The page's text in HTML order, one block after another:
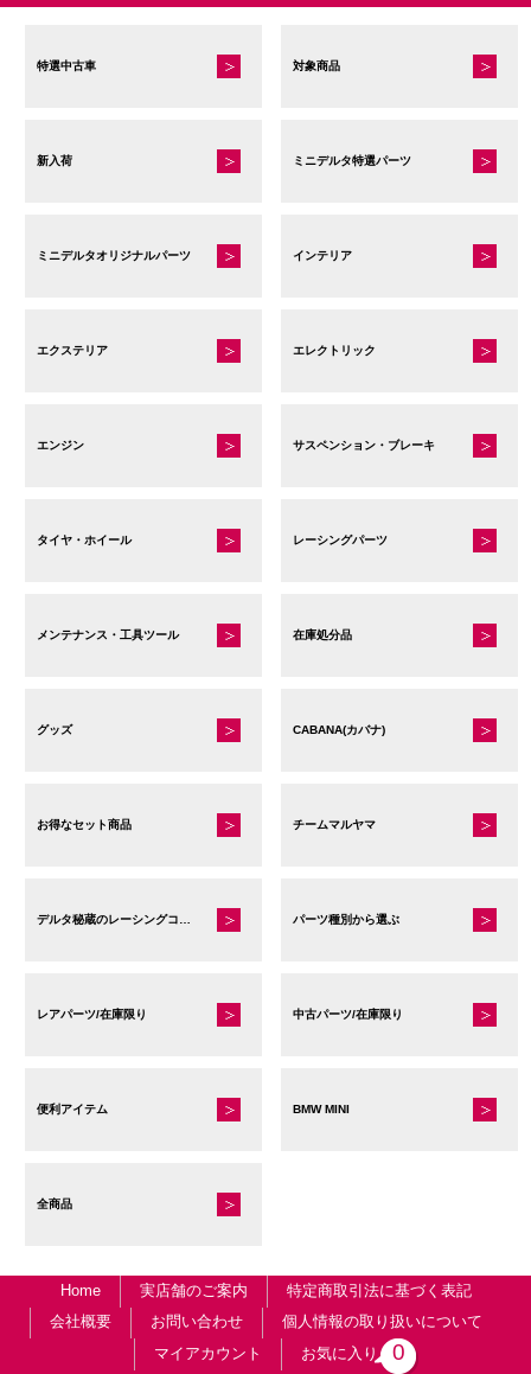
特選中古車 対象商品
新入荷 ミニデルタ特選パーツ
ミニデルタオリジナルパーツ インテリア
エクステリア エレクトリック
エンジン サスペンション・ブレーキ
タイヤ・ホイール レーシングパーツ
メンテナンス・工具ツール 在庫処分品
グッズ CABANA(カバナ)
お得なセット商品 チームマルヤマ
パーツ種別から選ぶ
レアパーツ/在庫限り 中古パーツ/在庫限り
便利アイテム BMW MINI
全商品
Home 実店舗のご案内
特定商取引法に基づく表記
会社概要
お問い合わせ
個人情報の取り扱いについて
マイアカウント
お気に入り 0